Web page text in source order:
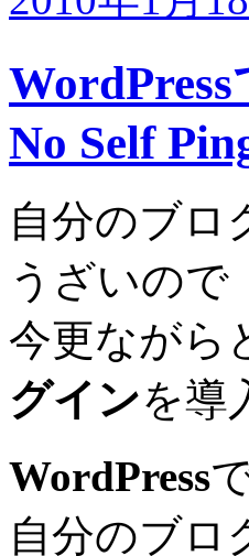
No Self
自分のブロ
うざいので
今更ながら
グインを導
WordPress
自分のブロ